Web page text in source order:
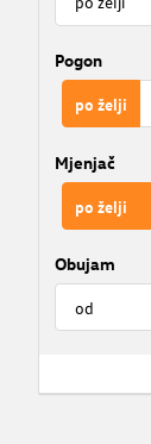
Pogon
po želji
Mjenjač
po želji
Obujam